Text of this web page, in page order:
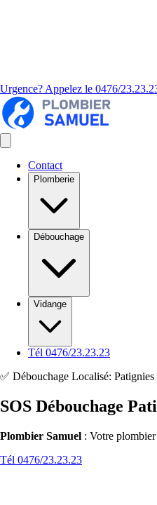
Urgence? Appelez le 0476/
Contact
Plomberie
Débouchage
Vidange
Tél 0476/23.23.23
✅ Débouchage Localisé:
SOS Débouchage
Plombier Samuel : Votre
Tél 0476/23.23.23